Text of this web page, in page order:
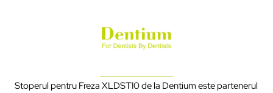
Stoperul pentru Freza XLDST10 de la Dentium este partenerul